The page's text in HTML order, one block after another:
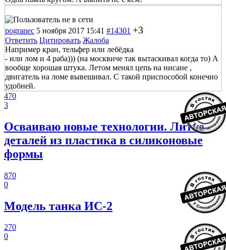
pogranec 5 ноября 2017 15:41 #14301 +3
Ответить Цитировать Жалоба
Например кран, тельфер или лебёдка
- или лом и 4 раба))) (на москвиче так вытаскивал когда то) А
вообще хорошая штука. Летом менял цепь на нисане ,
двигатель на ломе вывешивал. С такой приспособой конечно
удобней.
470
3
Осваиваю новые технологии. Литье
деталей из пластика в силиконовые
формы
870
0
Модель танка ИС-2
270
0